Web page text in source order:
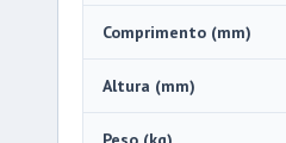
Comprimento (mm)
Altura (mm)